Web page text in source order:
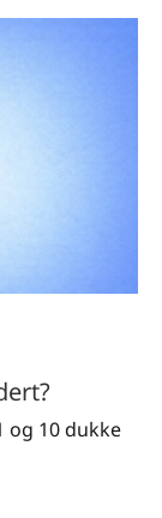
og 10 dukke